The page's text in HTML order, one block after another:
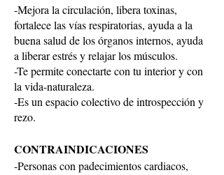
-Mejora la circulación, libera toxinas,
fortalece las vías respiratorias, ayuda a la
buena salud de los órganos internos, ayuda
a liberar estrés y relajar los músculos.
-Te permite conectarte con tu interior y con
la vida-naturaleza.
-Es un espacio colectivo de introspección y
rezo.
CONTRAINDICACIONES
-Personas con padecimientos cardiacos,